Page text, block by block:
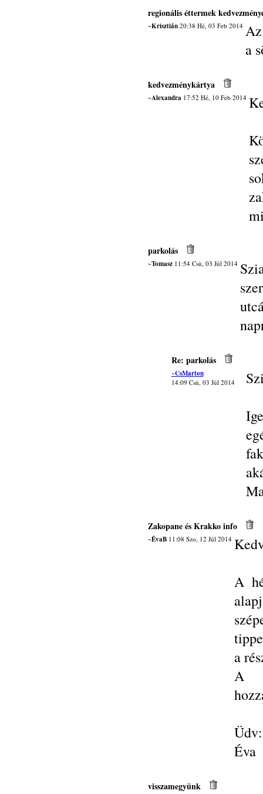
regionális éttermek
~Krisztián20:38 Hé, 03 Feb 2014
a
kedvezménykártya
~Alexandra17:52 Hé, 10 Feb 2014
parkolás
~Tomasz11:54 Csü, 03 Júl 2014
Re: parkolás
~CsMarton
14:09 Csü, 03 Júl 2014
Zakopane és Krakko info
~ÉvaB11:08 Szo, 12 Júl 2014
A
a
A
Üdv:
Éva
visszamegyünk